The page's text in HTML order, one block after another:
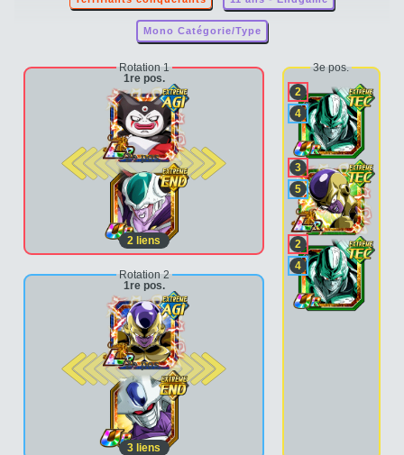
Mono Catégorie/Type
Rotation 1
1re pos.
2e pos.
2 liens
Rotation 2
1re pos.
2e pos.
3 liens
3e pos.
2
4
3
5
2
4